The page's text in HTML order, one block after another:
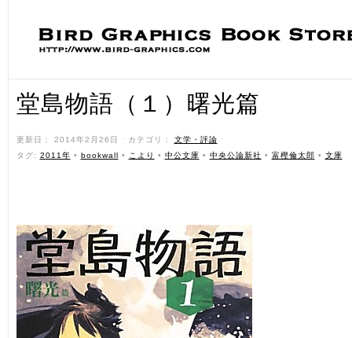
堂島物語（１）曙光篇
更新日： 2014年2月26日 ˑ カテゴリ： 文学・評論 ˑ
タグ: 2011年 • bookwall • こより • 中公文庫 • 中央公論新社 • 富樫倫太郎 • 文庫